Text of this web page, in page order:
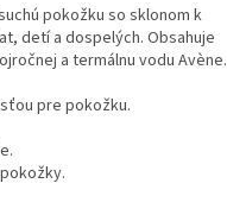
pokožku so sklonom k
detí a dospelých. Obsahuje
a termálnu vodu Avène.
pre pokožku.